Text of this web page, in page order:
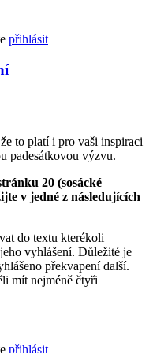
přihlásit
to platí i pro vaši inspiraci
padesátkovou výzvu.
20 (sosácké
v jedné z následujících
do textu kterékoli
vyhlášení. Důležité je
překvapení další.
mít nejméně čtyři
přihlásit